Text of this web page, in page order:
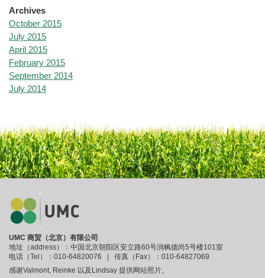
Archives
October 2015
July 2015
April 2015
February 2015
September 2014
July 2014
UMC 商贸（北京）有限公司
地址（address）：中国北京朝阳区安立路60号润枫德尚5号楼101室
电话（Tel）：010-64820076 | 传真（Fax）：010-64827069
感谢Valmont, Reinke 以及Lindsay 提供网站照片。